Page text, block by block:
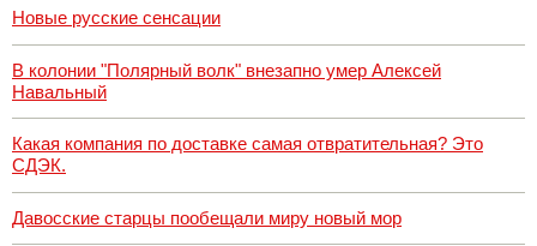
Новые русские сенсации
В колонии "Полярный волк" внезапно умер Алексей
Навальный
Какая компания по доставке самая отвратительная? Это
СДЭК.
Давосские старцы пообещали миру новый мор